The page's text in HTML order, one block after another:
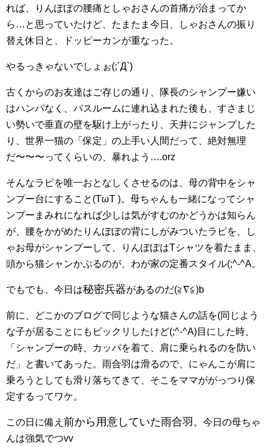
れば、りんぽぽの腰痛としゃおさんの首痛が治まってか
ら…と思っていたけど、たまたま今日、しゃおさんの振り
替え休日と、ドッピーカンが重なった。
やるっきゃないでしょぉ(;´Д`)
古くからのお友達はご存じの通り、隊長のシャンプー嫌い
はハンパなく、バスルームに連れ込まれた後も、すさまじ
い勢いで垂直の壁を駆け上がったり、天井にジャンプした
り、世界一猫の「保定」の上手い人間だって、絶対無理
だ〜〜〜ってくらいの、暴れよう….orz
そんなラピを唯一おとなしくさせるのは、母の背中をシャ
ンプー台にすること(TωT )。母ちゃんも一緒になってシャ
ンプーまみれになれば少しは気がすむのかどうかは知らん
が、腰をかがめたりんぽぽの背にしがみついたラピを、し
ゃお母がシャンプーして、りんぽぽはTシャツを着たまま、
頭から猫シャンかぶるのが、わが家の定番スタイル(;^-^A。
でもでも、今日は秘密兵器があるのだ(≧∇≦)b
前に、どこかのブログで同じような猫さんの話を(同じよう
な子が居ることにもビックリしたけど(;^-^A)目にした時、
「シャンプーの時、カッパを着て、肩に乗られるのを防い
だ」と書いてあった。雨合羽は滑るので、にゃんこが肩に
乗ろうとしても滑り落ちてきて、そこをママががっつり保
定するってワケ。
この日に備え 前から用意していた雨合羽。今日の母ちゃ
んは強気でつvv